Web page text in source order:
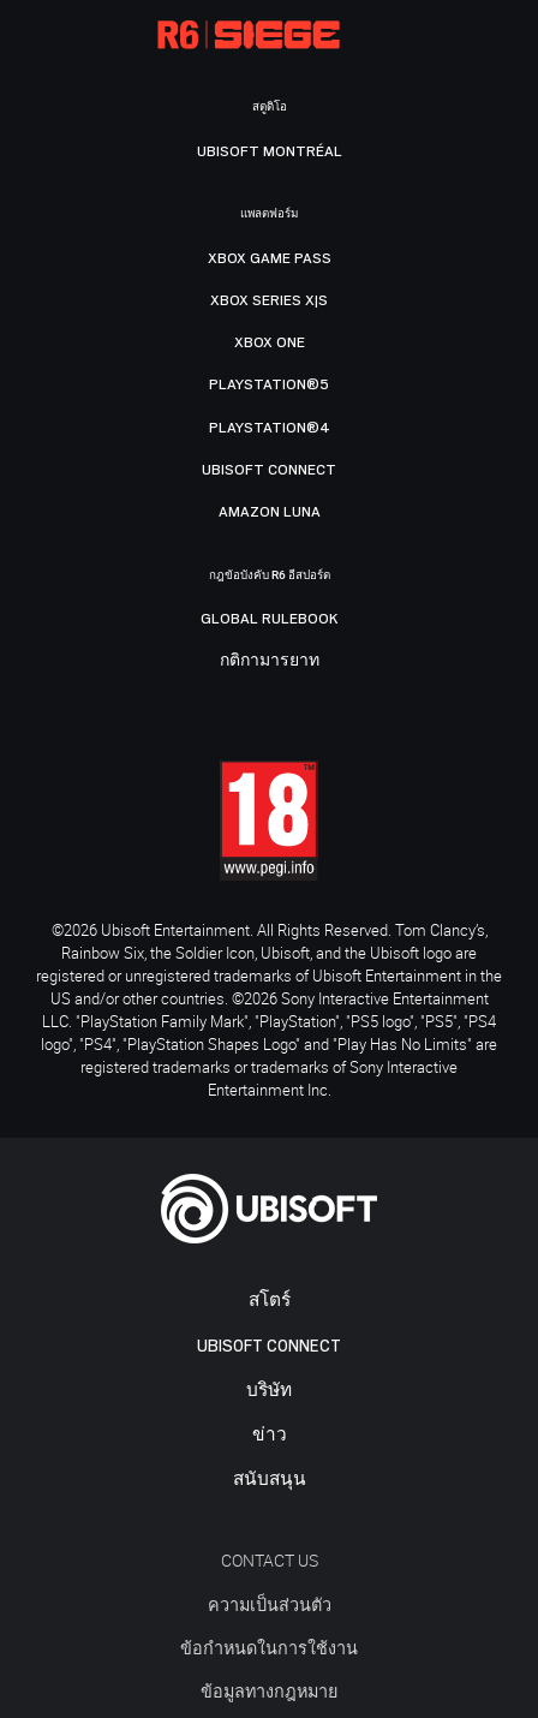
สโตร์
UBISOFT CONNECT
บริษัท
ข่าว
สนับสนุน
CONTACT US
ความเป็นส่วนตัว
ข้อกำหนดในการใช้งาน
ข้อมูลทางกฎหมาย
สตูดิโอ
UBISOFT MONTRÉAL
แพลตฟอร์ม
XBOX GAME PASS
XBOX SERIES X|S
XBOX ONE
PLAYSTATION®5
PLAYSTATION®4
UBISOFT CONNECT
AMAZON LUNA
กฎข้อบังคับ R6 อีสปอร์ต
GLOBAL RULEBOOK
กติกามารยาท
©2026 Ubisoft Entertainment. All Rights Reserved. Tom Clancy’s,
Rainbow Six, the Soldier Icon, Ubisoft, and the Ubisoft logo are
registered or unregistered trademarks of Ubisoft Entertainment in the
US and/or other countries. ©2026 Sony Interactive Entertainment
LLC. "PlayStation Family Mark", "PlayStation", "PS5 logo", "PS5", "PS4
logo", "PS4", "PlayStation Shapes Logo" and "Play Has No Limits" are
registered trademarks or trademarks of Sony Interactive
Entertainment Inc.